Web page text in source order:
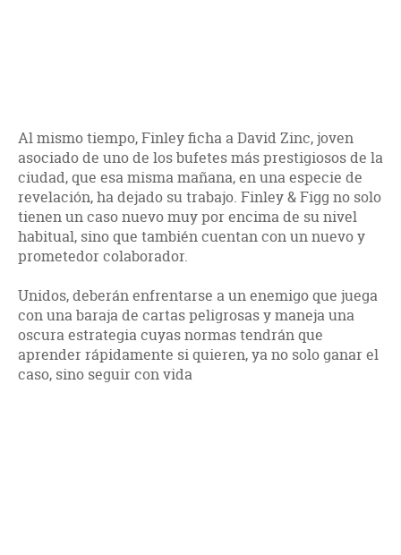
Al mismo tiempo, Finley ficha a David Zinc, joven
asociado de uno de los bufetes más prestigiosos de la
ciudad, que esa misma mañana, en una especie de
revelación, ha dejado su trabajo. Finley & Figg no solo
tienen un caso nuevo muy por encima de su nivel
habitual, sino que también cuentan con un nuevo y
prometedor colaborador.
Unidos, deberán enfrentarse a un enemigo que juega
con una baraja de cartas peligrosas y maneja una
oscura estrategia cuyas normas tendrán que
aprender rápidamente si quieren, ya no solo ganar el
caso, sino seguir con vida